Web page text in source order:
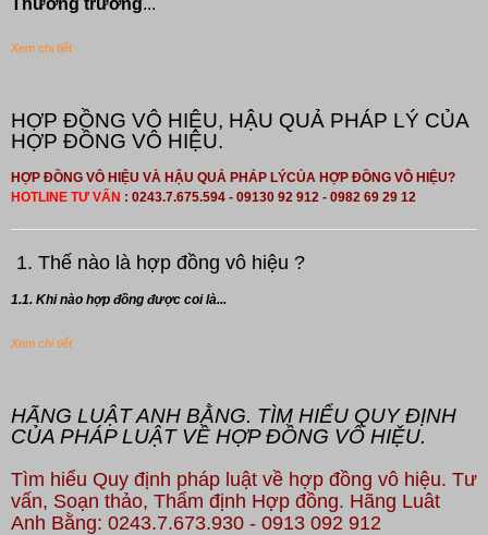
Xem chi tiết
HỢP ĐỒNG VÔ HIỆU, HẬU QUẢ PHÁP LÝ CỦA
HỢP ĐỒNG VÔ HIỆU.
HỢP ĐỒNG VÔ HIỆU VÀ HẬU QUẢ PHÁP LÝCỦA HỢP ĐỒNG VÔ HIỆU?
HOTLINE TƯ VẤN : 0243.7.675.594 - 09130 92 912 - 0982 69 29 12
1. Thế nào là hợp đồng vô hiệu ?
1.1. Khi nào hợp đồng được coi là...
Xem chi tiết
HÃNG LUẬT ANH BẰNG. TÌM HIỂU QUY ĐỊNH
CỦA PHÁP LUẬT VỀ HỢP ĐỒNG VÔ HIỆU.
Tìm hiểu Quy định pháp luật về hợp đồng vô hiệu. Tư
vấn, Soạn thảo, Thẩm định Hợp đồng. Hãng Luât
Anh Bằng: 0243.7.673.930 - 0913 092 912